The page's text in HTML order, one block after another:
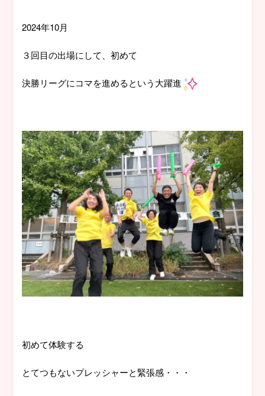
2024年10月
３回目の出場にして、初めて
決勝リーグにコマを進めるという大躍進
初めて体験する
とてつもないプレッシャーと緊張感・・・